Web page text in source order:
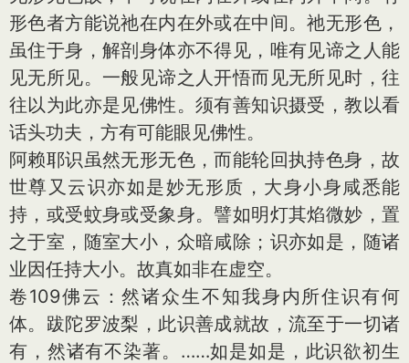
形色者方能说祂在内在外或在中间。祂无形色，
虽住于身，解剖身体亦不得见，唯有见谛之人能
见无所见。一般见谛之人开悟而见无所见时，往
往以为此亦是见佛性。须有善知识摄受，教以看
话头功夫，方有可能眼见佛性。
阿赖耶识虽然无形无色，而能轮回执持色身，故
世尊又云识亦如是妙无形质，大身小身咸悉能
持，或受蚊身或受象身。譬如明灯其焰微妙，置
之于室，随室大小，众暗咸除；识亦如是，随诸
业因任持大小。故真如非在虚空。
卷109佛云：然诸众生不知我身内所住识有何
体。跋陀罗波梨，此识善成就故，流至于一切诸
有，然诸有不染著。……如是如是，此识欲初生